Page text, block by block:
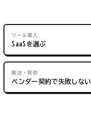
ツール導入
SaaSを選ぶ
発注・契約
ベンダー契約で失敗しない